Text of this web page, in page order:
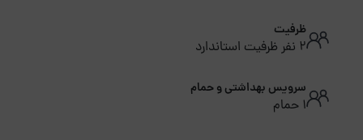
ظرفیت
2 نفر ظرفیت استاندارد
سرویس بهداشتی و حمام
1 حمام